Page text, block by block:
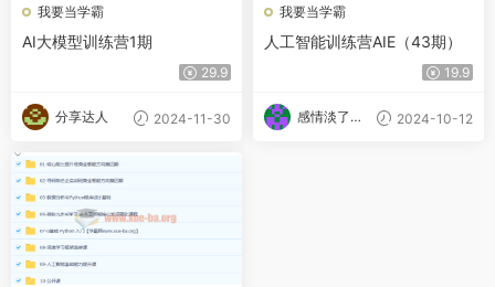
我要当学霸
AI大模型训练营1期
29.9
分享达人 2024-11-30
我要当学霸
人工智能训练营AIE（43期）
19.9
感情淡了请
2024-10-12